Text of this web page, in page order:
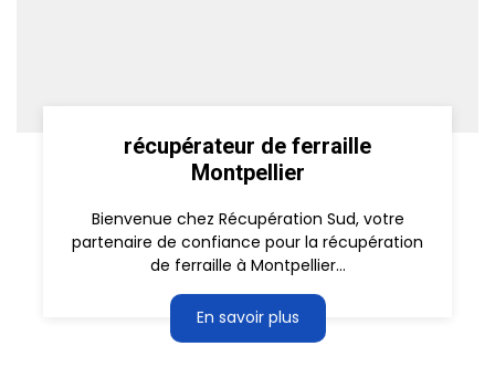
récupérateur de ferraille
Montpellier
Bienvenue chez Récupération Sud, votre
partenaire de confiance pour la récupération
de ferraille à Montpellier...
En savoir plus